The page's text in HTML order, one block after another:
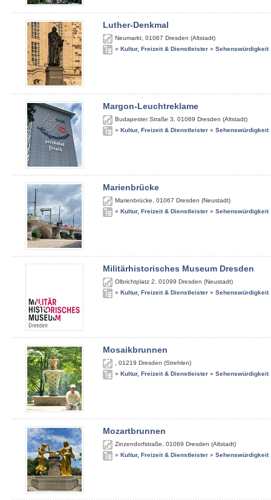
Luther-Denkmal
Neumarkt 01067 Dresden (Altstadt)
» Kultur, Freizeit & Dienstleister » Sehenswürdigkeit
Margon-Leuchtreklame
Budapester Straße 3 01069 Dresden (Altstadt)
» Kultur, Freizeit & Dienstleister » Sehenswürdigkeit
Marienbrücke
Marienbrücke 01067 Dresden (Neustadt)
» Kultur, Freizeit & Dienstleister » Sehenswürdigkeit
Militärhistorisches Museum Dresden
Olbrichtplatz 2 01099 Dresden (Neustadt)
» Kultur, Freizeit & Dienstleister » Sehenswürdigkeit
Mosaikbrunnen
01219 Dresden (Strehlen)
» Kultur, Freizeit & Dienstleister » Sehenswürdigkeit
Mozartbrunnen
Zinzendorfstraße 01069 Dresden (Altstadt)
» Kultur, Freizeit & Dienstleister » Sehenswürdigkeit